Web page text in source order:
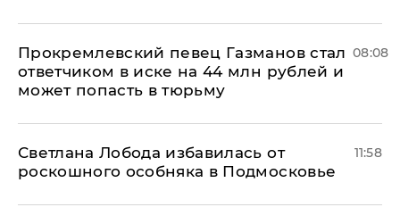
Прокремлевский певец Газманов стал
ответчиком в иске на 44 млн рублей и
может попасть в тюрьму
08:08
Светлана Лобода избавилась от
роскошного особняка в Подмосковье
11:58